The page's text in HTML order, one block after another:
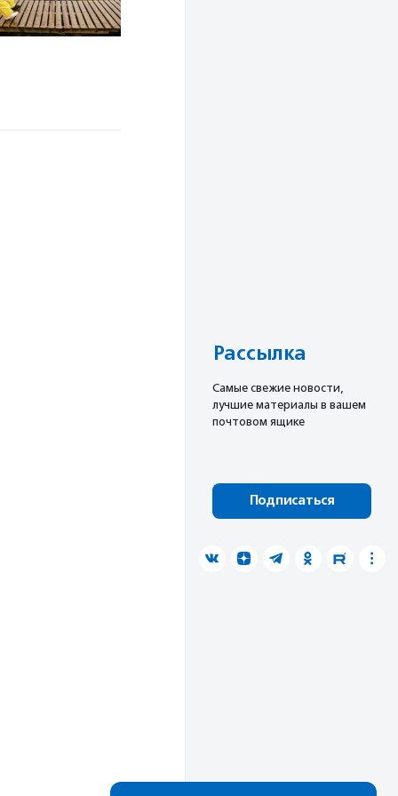
Рассылка
Cамые свежие новости,
лучшие материалы в вашем
почтовом ящике
Подписаться